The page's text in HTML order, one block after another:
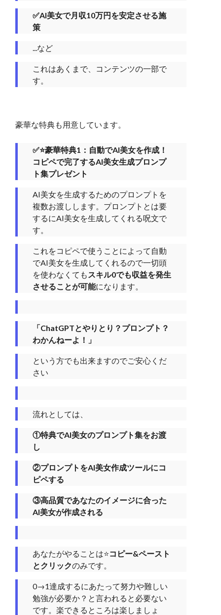
✅AI美女で月収10万円を安定させる施
策
...など
これはあくまで、コンテンツの一部で
す。
豪華な特典も用意しています。
✅⭐️豪華特典1：自動でAI美女を作成！
コピペで完了するAI美女生成プロンプ
ト集プレゼント
AI美女を生成するためのプロンプトを
複数お渡しします。プロンプトとは要
するにAI美女を生成してくれる呪文で
す。
これをコピペで使うことによって自動
でAI美女を生成してくれるので一切頭
を使わなくても スキル0でも収益を発生
させることが可能になります。
「ChatGPTとやりとり？プロンプト？
わかんねーよ！」
という方でも出来ますのでご安心くだ
さい
流れとしては、
①特典でAI美女のプロンプト集をお渡
し
②プロンプトをAI美女作成ツールにコ
ピペする
③高品質であなたのイメージに合った
AI美女が作成される
あなたがやることは⭐️コピー&ペースト
とクリックのみです。
0→1達成するにあたって努力や難しい
勉強が必要か？と言われると必要ない
です。楽できるところは楽しましょ